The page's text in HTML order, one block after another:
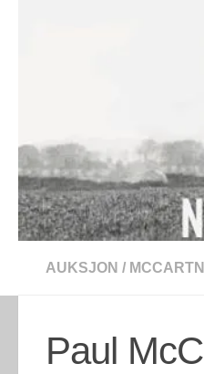
AUKSJON /
Paul